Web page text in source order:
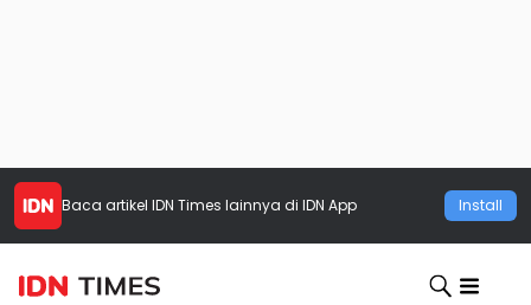
Baca artikel IDN Times lainnya di IDN App Install